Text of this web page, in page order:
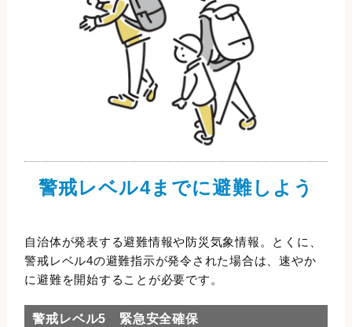
警戒レベル4までに避難しよう
自治体が発表する避難情報や防災気象情報。とくに、
警戒レベル4の避難指示が発令された場合は、速やか
に避難を開始することが必要です。
警戒レベル5 緊急安全確保